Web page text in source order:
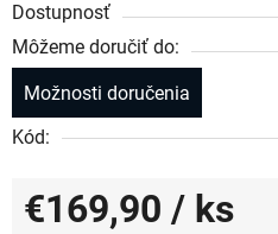
Dostupnosť
Môžeme doručiť do:
Možnosti doručenia
Kód:
€169,90 / ks